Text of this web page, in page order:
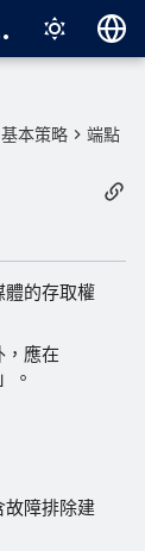
English
Italiano
日本語
한국어
基本策略 端點
體的存取權
，應在
。
故障排除建